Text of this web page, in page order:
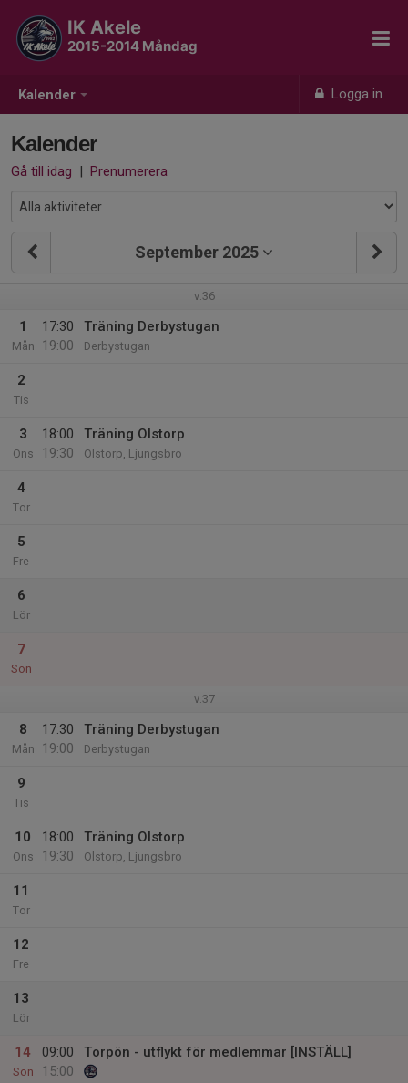
Kalender Logga in
IK Akele
2015-2014 Måndag
Kalender
Gå till idag | Prenumerera
September 2025
v.36
1
Mån
17:30
19:00
Träning Derbystugan
Derbystugan
2
Tis
3
Ons
18:00
19:30
Träning Olstorp
Olstorp, Ljungsbro
4
Tor
5
Fre
6
Lör
7
Sön
v.37
8
Mån
17:30
19:00
Träning Derbystugan
Derbystugan
9
Tis
10
Ons
18:00
19:30
Träning Olstorp
Olstorp, Ljungsbro
11
Tor
12
Fre
13
Lör
14
Sön
09:00
15:00
Torpön - utflykt för medlemmar [INSTÄLL]